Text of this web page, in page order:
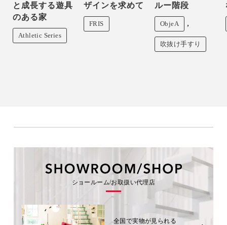
と成長する遊具
のある家
Athletic Series
ザインを求めて
FRIS
ルー階段
ObjeA ,
吹抜け手すり
ショールーム/お取扱い代理店
全国で実物が見られる